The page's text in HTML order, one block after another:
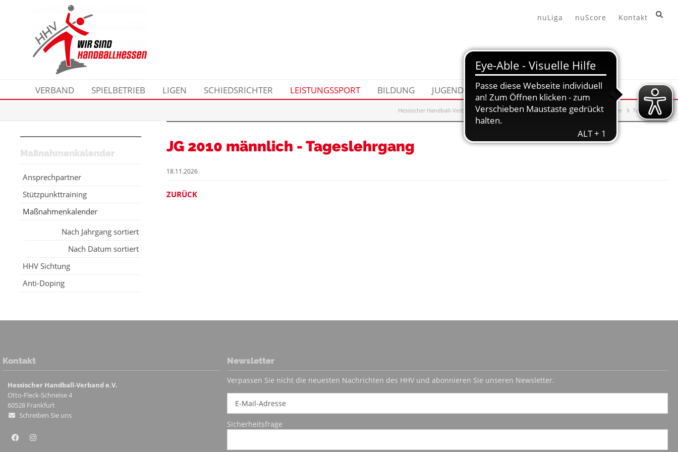
nuLiga nuScore Kontakt
VERBAND SPIELBETRIEB LIGEN SCHIEDSRICHTER LEISTUNGSSPORT BILDUNG JUGEND HANDBALL360
Hessischer Handball-Verband Leistungssport Training Maßnahmenkalender Termindetails
Maßnahmenkalender
Ansprechpartner
Stützpunkttraining
Maßnahmenkalender
Nach Jahrgang sortiert
Nach Datum sortiert
HHV Sichtung
Anti-Doping
JG 2010 männlich - Tageslehrgang
18.11.2026
ZURÜCK
Kontakt
Hessischer Handball-Verband e.V.
Otto-Fleck-Schneise 4
60528 Frankfurt
Schreiben Sie uns
Newsletter
Verpassen Sie nicht die neuesten Nachrichten des HHV und abonnieren Sie unseren Newsletter.
Sicherheitsfrage